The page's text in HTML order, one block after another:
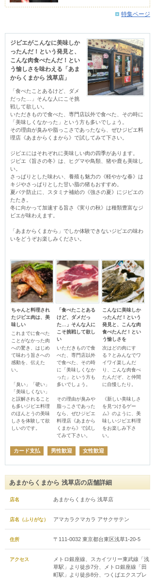
特集ページ
ジビエがこんなに美味しか
ったんだ！という発見と、
こんな肉食べたんだ！とい
う愉しさを味わえる「あま
からくまから 浅草店」
「食べたことあるけど、ダメ
だった…」そんな人にこそ挑
戦して欲しい。
いただきもので食べた、専門店以外で食べた、その時に
「美味しくなかった」という方も多いでしょう。
その理由が臭みや脂っこさであったなら、ぜひジビエ料
理店《あまからくまから》で試してみて下さい。
ジビエにはそれぞれに美味しい肉の四季があります。
ジビエ《旨さの冬》は、ヒグマや鳥類、猪や鹿も美味し
い。
さっぱりとした味わい、養殖も魅力の《軽やかな春》は
キジやさっぱりとした甘い脂の猪もおすすめ。
夏バテ防止に、スタミナ補給の《強さの夏》にジビエの
たたき。
冬に向かって加速する旨さ《実りの秋》は種類豊富なジ
ビエが味わえます。
「あまからくまから」でしか体験できないジビエの味わ
いをどうぞお楽しみください。
ちゃんと料理され
たジビエ肉は、美
味しい
これまでに食べた
ことがなかった肉
への驚き、はじめ
て味わう旨さへの
感動を、伝えた
い。
「臭い」「硬い」
「美味しくない」
と誤解されること
も多いジビエ料理
のほんとうの美味
しさを体験して欲
しいのです。
「食べたことある
けど、ダメだっ
た…」そんな人に
こそ挑戦して欲し
い
いただきもので食
べた、専門店以外
で食べた、その時
に「美味しくなか
った」という方も
多いでしょう。
その理由が臭みや
脂っこさであった
なら、ぜひジビエ
料理店《あまから
くまから》で試し
てみて下さい。
こんなに美味しか
ったんだ！という
発見と、こんな肉
食べたんだ！とい
う愉しさを
次はどの肉にす
る？とみんなでワ
イワイ楽しんだ
り、こんな肉食べ
たんだぞ、と仲間
に自慢したり。
《新しい美味しさ
を見つけるゲー
ム》のように、美
味しいジビエ料理
をお楽しみ下さ
い。
カード支払 男性歓迎 女性歓迎
あまからくまから 浅草店の店舗詳細
店名 あまからくまから 浅草店
店名（ふりがな） アマカラクマカラ アサクサテン
住所 〒111-0032 東京都台東区浅草1-20-5
アクセス
メトロ銀座線、スカイツリー東武線「浅
草駅」より徒歩7分、メトロ銀座線「田
町駅」より徒歩8分、つくばエクスプレ